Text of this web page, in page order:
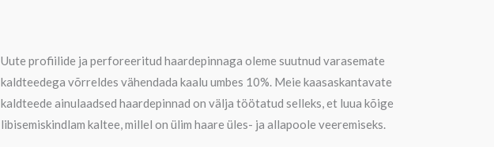
Uute profiilide ja perforeeritud haardepinnaga oleme suutnud varasemate
kaldteedega võrreldes vähendada kaalu umbes 10%. Meie kaasaskantavate
kaldteede ainulaadsed haardepinnad on välja töötatud selleks, et luua kõige
libisemiskindlam kaltee, millel on ülim haare üles- ja allapoole veeremiseks.
090
kogus